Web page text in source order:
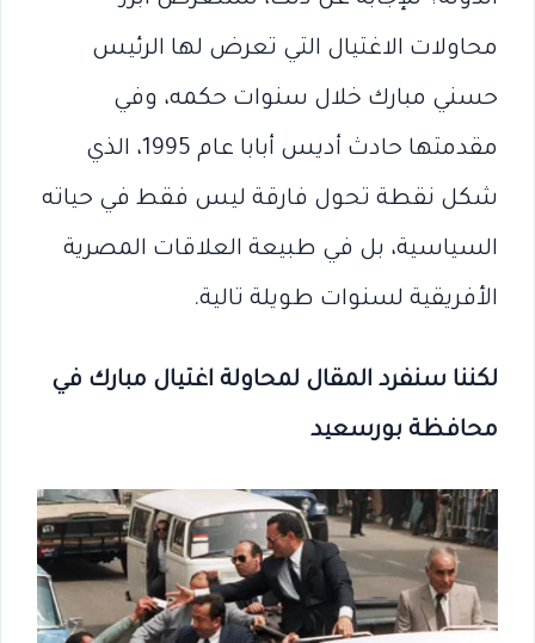
محاولات الاغتيال التي تعرض لها الرئيس
حسني مبارك خلال سنوات حكمه، وفي
مقدمتها حادث أديس أبابا عام 1995، الذي
شكل نقطة تحول فارقة ليس فقط في حياته
السياسية، بل في طبيعة العلاقات المصرية
الأفريقية لسنوات طويلة تالية.
لكننا سنفرد المقال لمحاولة اغتيال مبارك في
محافظة بورسعيد